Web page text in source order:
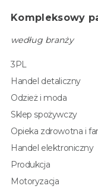
Kompleksowy
według branży
3PL
Handel detaliczny
Odzież i moda
Sklep spożywczy
Opieka zdrowotna i
Handel elektroniczny
Produkcja
Motoryzacja